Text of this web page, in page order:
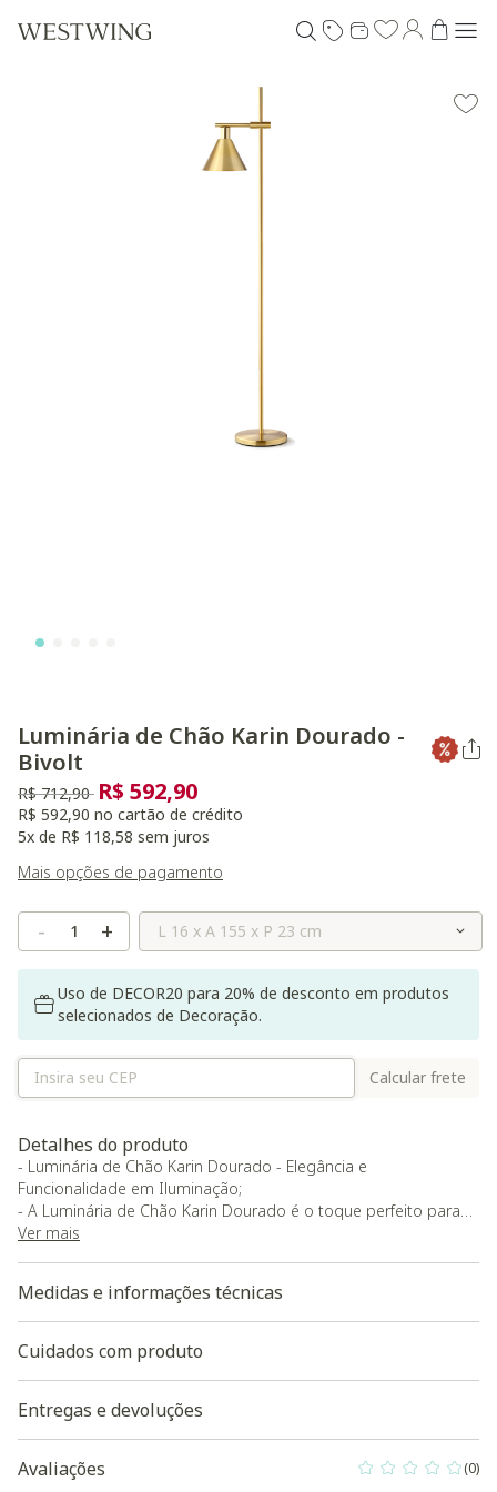
Luminária de Chão Karin Dourado -
Bivolt
Preço reduzido de
R$ 712,90 para
R$ 592,90
R$ 592,90 no cartão de crédito
5x de R$ 118,58 sem juros
Mais opções de pagamento
- + Selecione o Tamanho
Uso de DECOR20 para 20% de desconto em produtos
selecionados de Decoração.
Calcular frete
Detalhes do produto
- Luminária de Chão Karin Dourado - Elegância e
Funcionalidade em Iluminação;
- A Luminária de Chão Karin Dourado é o toque perfeito para
transformar seus espaços com luz e estilo. Com seu design
até ambientes mais íntimos;
- Detalhes do produto:
- Voltagem: Bivolt;
- Cúpula articulada para ajuste de luz direcionada;
- Extensão máxima do fio: 150 cm;
- Com palavras-chave como 'trilho de iluminação', 'iluminação
Ver mais
Medidas e informações técnicas
Cuidados com produto
Entregas e devoluções
Avaliações 0 out of 5 (0)